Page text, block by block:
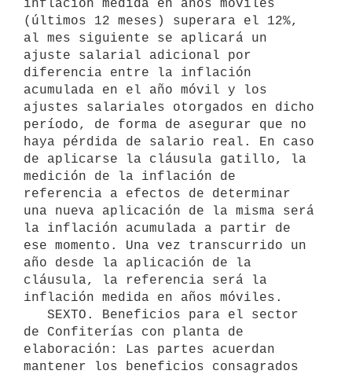
inflación medida en años móviles
(últimos 12 meses) superara el 12%,
al mes siguiente se aplicará un
ajuste salarial adicional por
diferencia entre la inflación
acumulada en el año móvil y los
ajustes salariales otorgados en dicho
período, de forma de asegurar que no
haya pérdida de salario real. En caso
de aplicarse la cláusula gatillo, la
medición de la inflación de
referencia a efectos de determinar
una nueva aplicación de la misma será
la inflación acumulada a partir de
ese momento. Una vez transcurrido un
año desde la aplicación de la
cláusula, la referencia será la
inflación medida en años móviles.
de Confiterías con planta de
elaboración: Las partes acuerdan
mantener los beneficios consagrados